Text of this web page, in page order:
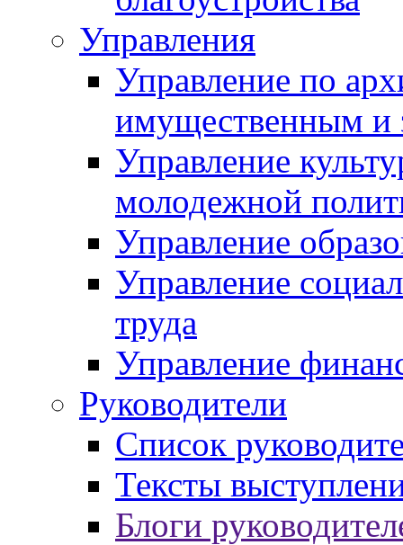
Управления
Управление по
имущественным и
Управление
молодежной
Управление
Управление
труда
Управление
Руководители
Список
Тексты
Блоги